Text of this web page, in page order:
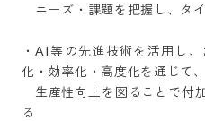
ニーズ・課題を把握し、タ
・AI等の先進技術を活用し
化・効率化・高度化を通じて、
生産性向上を図ることで付
る